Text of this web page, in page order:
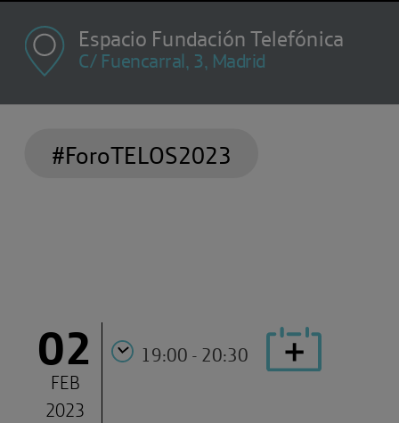
Espacio Fundación Telefónica
C/ Fuencarral, 3, Madrid
#ForoTELOS2023
02
FEB
2023
19:00 - 20:30